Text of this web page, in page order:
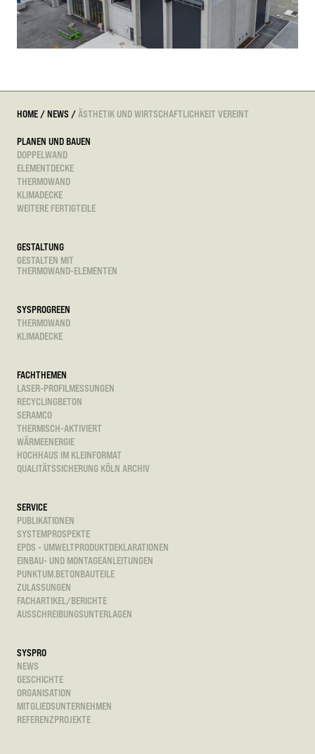
HOME /NEWS /ÄSTHETIK UND WIRTSCHAFTLICHKEIT VEREINT
PLANEN UND BAUEN
DOPPELWAND
ELEMENTDECKE
THERMOWAND
KLIMADECKE
WEITERE FERTIGTEILE
GESTALTUNG
GESTALTEN MIT
THERMOWAND-ELEMENTEN
SYSPROGREEN
THERMOWAND
KLIMADECKE
FACHTHEMEN
LASER-PROFILMESSUNGEN
RECYCLINGBETON
SERAMCO
THERMISCH-AKTIVIERT
WÄRMEENERGIE
HOCHHAUS IM KLEINFORMAT
QUALITÄTSSICHERUNG KÖLN ARCHIV
SERVICE
PUBLIKATIONEN
SYSTEMPROSPEKTE
EPDS - UMWELTPRODUKTDEKLARATIONEN
EINBAU- UND MONTAGEANLEITUNGEN
PUNKTUM.BETONBAUTEILE
ZULASSUNGEN
FACHARTIKEL/BERICHTE
AUSSCHREIBUNGSUNTERLAGEN
SYSPRO
NEWS
GESCHICHTE
ORGANISATION
MITGLIEDSUNTERNEHMEN
REFERENZPROJEKTE